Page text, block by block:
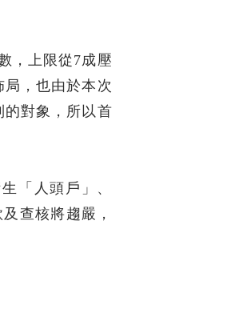
，上限從7成壓
，也由於本次
對象，所以首
「人頭戶」、
查核將趨嚴，